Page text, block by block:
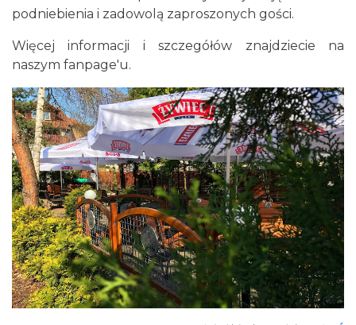
podniebienia i zadowolą zaproszonych gości.
Więcej informacji i szczegółów znajdziecie na
naszym fanpage'u.